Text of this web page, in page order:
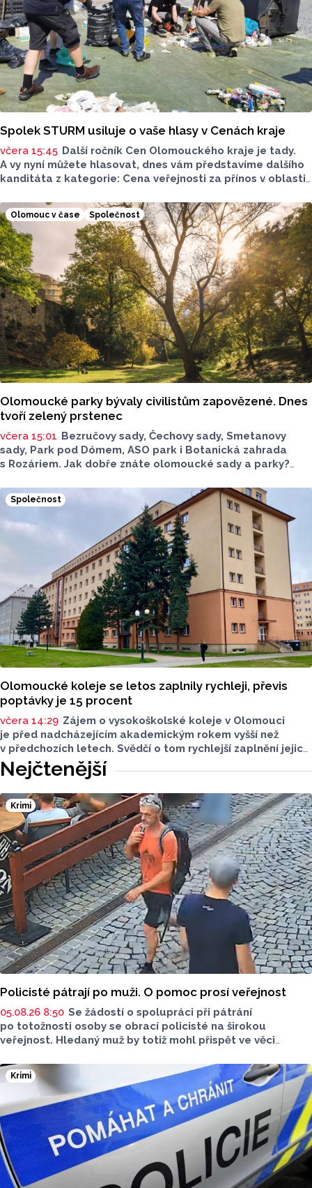
Spolek STURM usiluje o vaše hlasy v Cenách kraje
včera 15:45 Další ročník Cen Olomouckého kraje je tady.
A vy nyní můžete hlasovat, dnes vám představíme dalšího
kanditáta z kategorie: Cena veřejnosti za přínos v oblasti
v kategorii: Významný počin v ochraně životního prostředí -
právnická osoba.
Olomouc v čase Společnost
Olomoucké parky bývaly civilistům zapovězené. Dnes
tvoří zelený prstenec
včera 15:01 Bezručovy sady, Čechovy sady, Smetanovy
sady, Park pod Dómem, ASO park i Botanická zahrada
s Rozáriem. Jak dobře znáte olomoucké sady a parky?
které v nich jsou. Vždy tomu tak ale nebylo.
Společnost
Olomoucké koleje se letos zaplnily rychleji, převis
poptávky je 15 procent
včera 14:29 Zájem o vysokoškolské koleje v Olomouci
je před nadcházejícím akademickým rokem vyšší než
v předchozích letech. Svědčí o tom rychlejší zaplnění jejich
kapacity. Letošní převis poptávky je asi 15 procent, řekl
ČTK mluvčí Univerzity Palackého (UP) v Olomouci Egon
Havrlant. Celková kapacita lůžek na kolejích je letos
zhruba 4300, o dalších přibližně 500 míst se tento počet
navýší příští rok po přestavbě bloku kolejí J. L. Fischera,
doplnil mluvčí.
Nejčtenější
Krimi
Policisté pátrají po muži. O pomoc prosí veřejnost
05.08.26 8:50 Se žádostí o spolupráci při pátrání
po totožnosti osoby se obrací policisté na širokou
veřejnost. Hledaný muž by totiž mohl přispět ve věci
Krimi